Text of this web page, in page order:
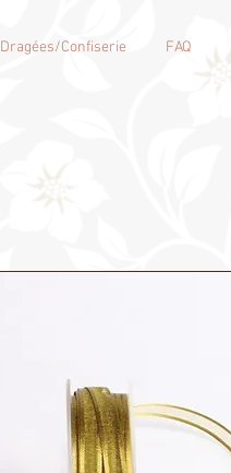
Dragées/Confiserie FAQ